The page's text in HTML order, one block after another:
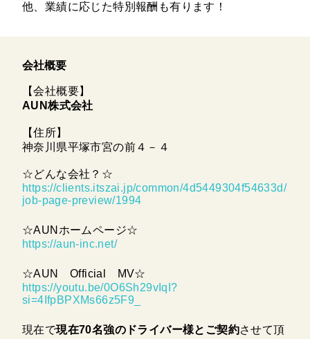
他、業績に応じた特別報酬も有ります！
会社概要
【会社概要】
AUN株式会社
【住所】
神奈川県平塚市宮の前４－４
☆どんな会社？☆
https://clients.itszai.jp/common/4d5449304f54633d/
job-page-preview/1994
☆AUNホームページ☆
https://aun-inc.net/
☆AUN Official MV☆
https://youtu.be/0O6Sh29vIqI?
si=4IfpBPXMs66z5F9_
現在で現在70名強のドライバー様とご契約させて頂